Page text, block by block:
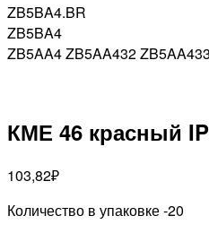
ZB5BA4.BR
ZB5BA4
ZB5AA4 ZB5AA432
КМЕ 46 красный
103,82₽
Количество в упаковке -20